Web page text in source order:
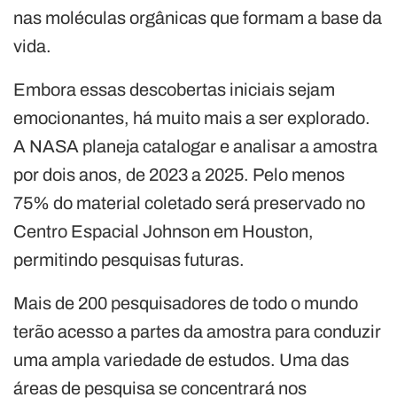
nas moléculas orgânicas que formam a base da
vida.
Embora essas descobertas iniciais sejam
emocionantes, há muito mais a ser explorado.
A NASA planeja catalogar e analisar a amostra
por dois anos, de 2023 a 2025. Pelo menos
75% do material coletado será preservado no
Centro Espacial Johnson em Houston,
permitindo pesquisas futuras.
Mais de 200 pesquisadores de todo o mundo
terão acesso a partes da amostra para conduzir
uma ampla variedade de estudos. Uma das
áreas de pesquisa se concentrará nos